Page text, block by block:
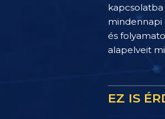
mindennapi
és
alapelveit
EZ IS